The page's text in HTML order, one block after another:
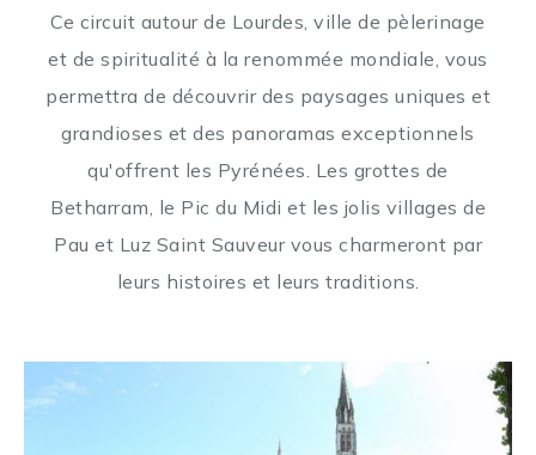
Ce circuit autour de Lourdes, ville de pèlerinage
et de spiritualité à la renommée mondiale, vous
permettra de découvrir des paysages uniques et
grandioses et des panoramas exceptionnels
qu'offrent les Pyrénées. Les grottes de
Betharram, le Pic du Midi et les jolis villages de
Pau et Luz Saint Sauveur vous charmeront par
leurs histoires et leurs traditions.